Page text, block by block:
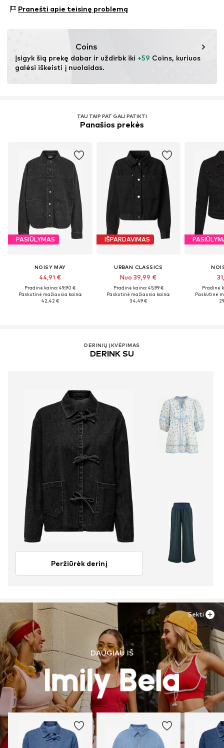
Prekės Nr. IBE0045002000001
PES
Pranešti apie teisinę problemą
Coins
Įsigyk šią prekę dabar ir uždirbk iki +59 Coins, kuriuos
galėsi iškeisti į nuolaidas.
TAU TAIP PAT GALI PATIKTI
Panašios prekės
PASIŪLYMAS
NOISY MAY
44,91 €
Pradinė kaina: 49,90 €
Paskutinė mažiausia kaina:
42,42 €
IŠPARDAVIMAS
URBAN CLASSICS
Nuo 39,99 €
Pradinė kaina: 45,99 €
Paskutinė mažiausia kaina:
34,49 €
Pradinė
Paskutinė
DERINIŲ ĮKVĖPIMAS
DERINK SU
Peržiūrėk derinį
DAUGIAU IŠ
Sekti